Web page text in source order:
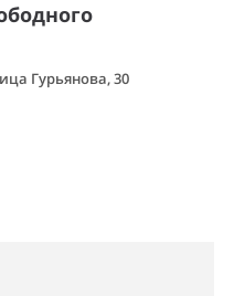
Гурьянова, 30